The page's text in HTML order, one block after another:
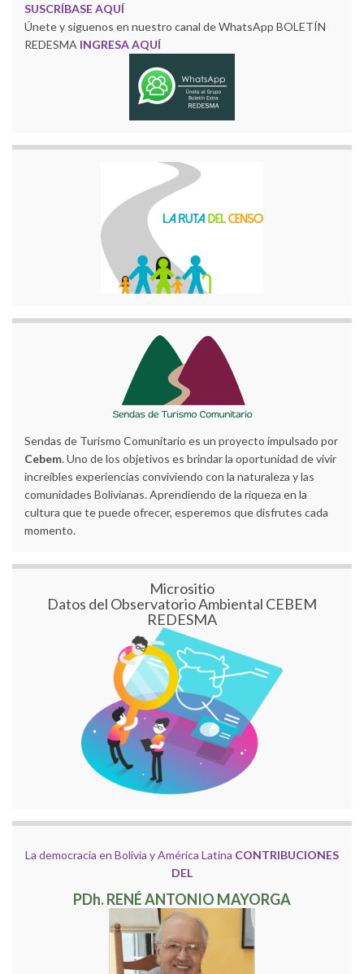
SUSCRÍBASE AQUÍ
Únete y siguenos en nuestro canal de WhatsApp BOLETÍN
REDESMA INGRESA AQUÍ
Sendas de Turismo Comunitario es un proyecto impulsado por
Cebem. Uno de los objetivos es brindar la oportunidad de vivir
increíbles experiencias conviviendo con la naturaleza y las
comunidades Bolivianas. Aprendiendo de la riqueza en la
cultura que te puede ofrecer, esperemos que disfrutes cada
momento.
Micrositio
Datos del Observatorio Ambiental CEBEM
REDESMA
La democracia en Bolivia y América Latina CONTRIBUCIONES
DEL
PDh. RENÉ ANTONIO MAYORGA